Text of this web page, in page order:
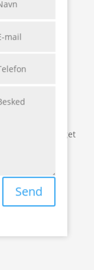
og hjælper meget
Send